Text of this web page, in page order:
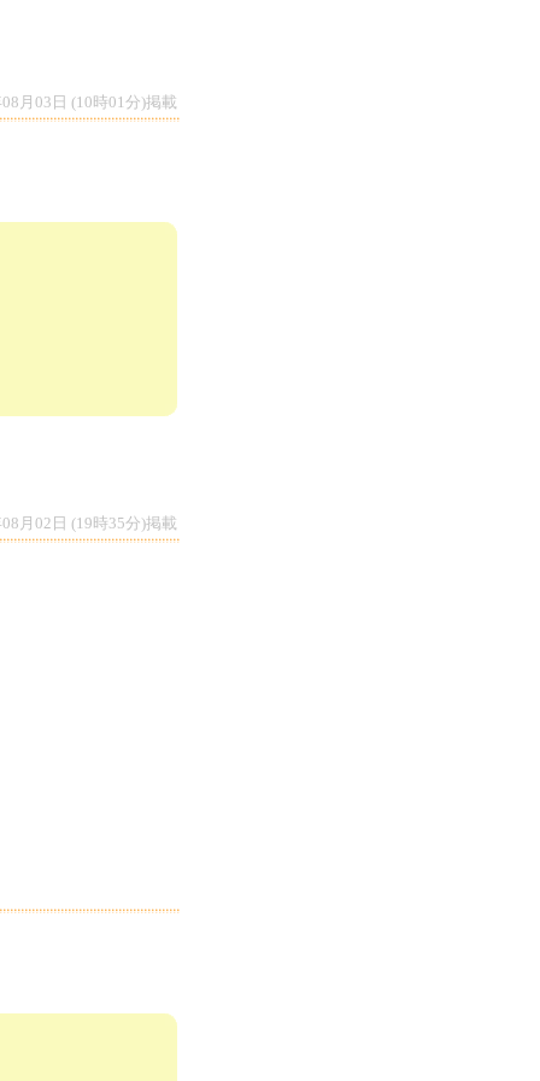
月03日 (10時01分)掲載
月02日 (19時35分)掲載